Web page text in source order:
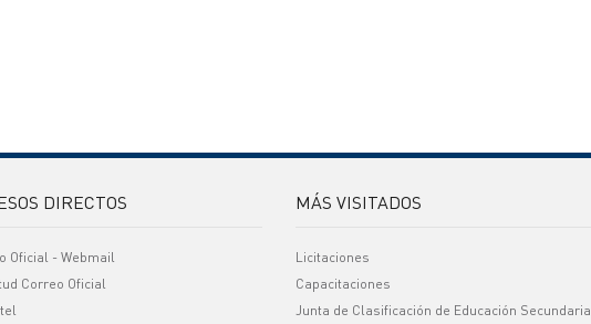
DIRECTOS
Oficial - Webmail
Correo Oficial
MÁS VISITADOS
Licitaciones
Capacitaciones
Junta de Clasificación de Educación Secundaria